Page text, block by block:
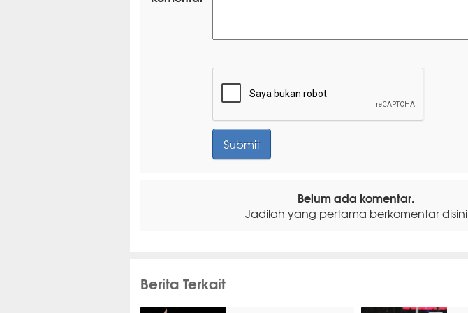
Belum ada komentar.
Jadilah yang pertama berkomentar disini
Berita Terkait